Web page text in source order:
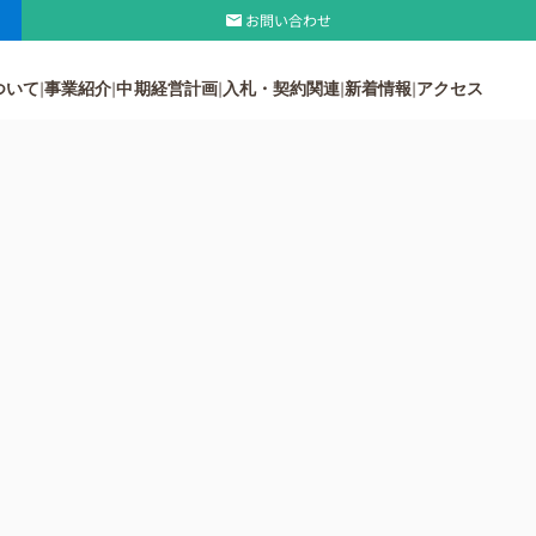
て 事業紹介 中期経営計画 入札・契約関連 新着情報 アクセス
お問い合わせ